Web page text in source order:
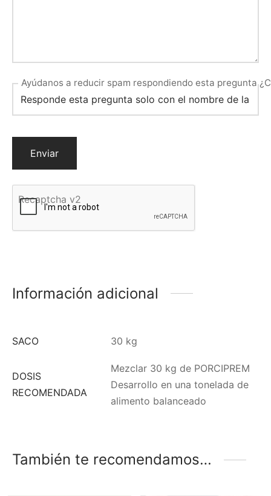
Ayúdanos a reducir spam respondiendo esta pregunta
Recaptcha v2
Información adicional
SACO 30 kg
DOSIS
RECOMENDADA
Mezclar 30 kg de PORCIPREM
Desarrollo en una tonelada de
alimento balanceado
También te recomendamos…